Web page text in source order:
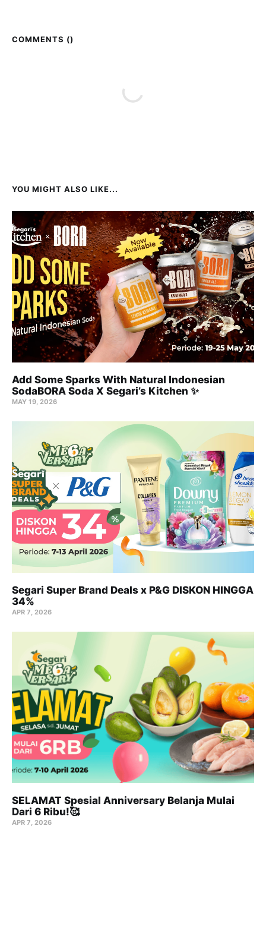
COMMENTS ()
YOU MIGHT ALSO LIKE...
Add Some Sparks With Natural Indonesian
SodaBORA Soda X Segari’s Kitchen ✨
MAY 19, 2026
Segari Super Brand Deals x P&G DISKON HINGGA
34%
APR 7, 2026
SELAMAT Spesial Anniversary Belanja Mulai
Dari 6 Ribu!🥰
APR 7, 2026